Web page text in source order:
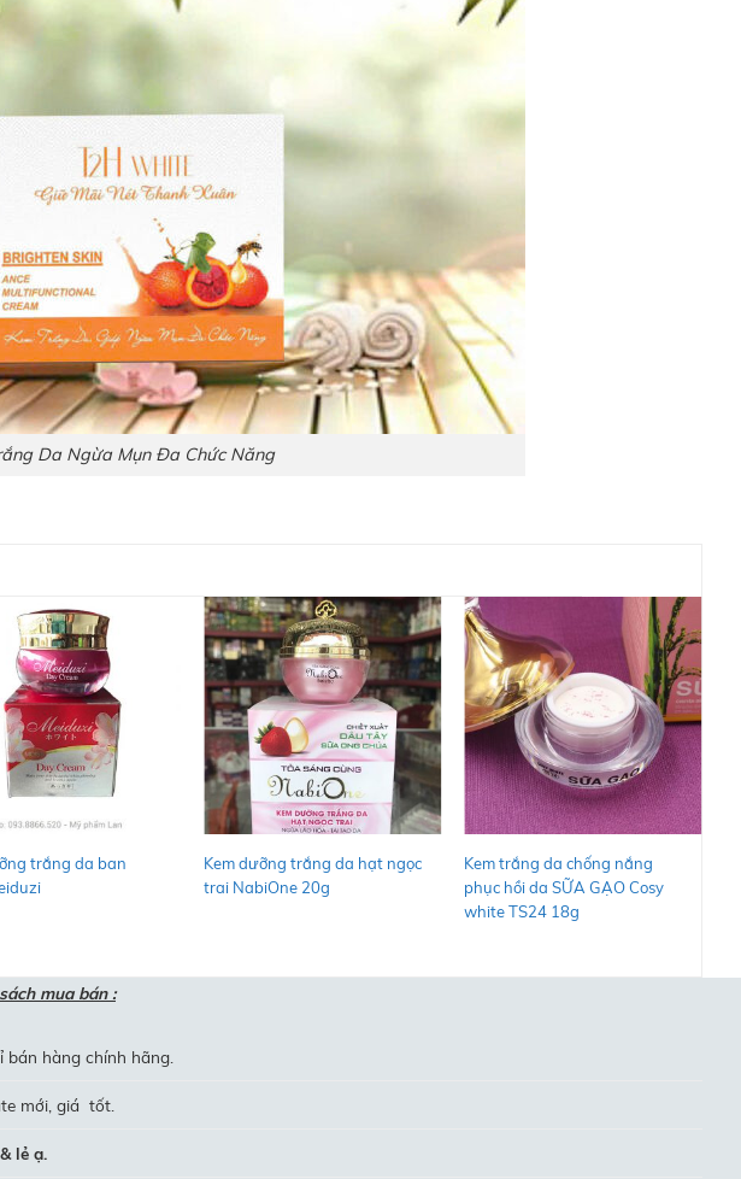
Da Ngừa Mụn Đa Chức Năng
trắng da ban
+
Kem dưỡng trắng da hạt ngọc
trai NabiOne 20g
Kem trắng da chống nắng
phục hồi da SỮA GẠO Cosy
white TS24 18g
mua bán :
bán hàng chính hãng.
mới, giá tốt.
lẻ ạ.